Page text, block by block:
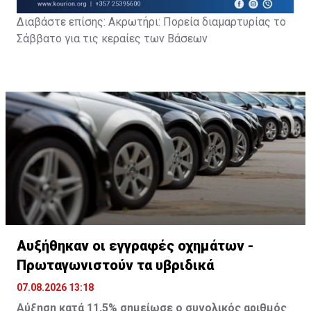
Διαβάστε επίσης: Ακρωτήρι: Πορεία διαμαρτυρίας το
Σάββατο για τις κεραίες των Βάσεων
Αυξήθηκαν οι εγγραφές οχημάτων -
Πρωταγωνιστούν τα υβριδικά
07.08.2026 13:18
Αύξηση κατά 11,5% σημείωσε ο συνολικός αριθμός